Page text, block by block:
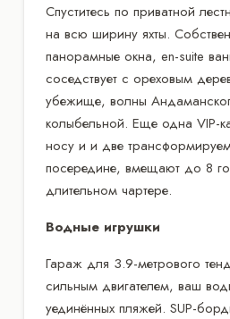
Спуститесь по приватной
на всю ширину яхты.
панорамные окна, en-suite
соседствует с ореховым
убежище, волны
колыбельной. Еще одна VIP-
носу и и две
посередине, вмещают до 8
длительном чартере.
Водные игрушки
Гараж для 3.9-метрового
сильным двигателем, ваш
уединённых пляжей. SUP-